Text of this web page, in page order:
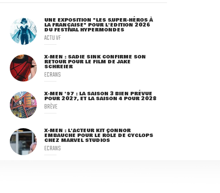
UNE EXPOSITION "LES SUPER-HÉROS À
LA FRANÇAISE" POUR L'ÉDITION 2026
DU FESTIVAL HYPERMONDES
ACTU VF
X-MEN : SADIE SINK CONFIRME SON
RETOUR POUR LE FILM DE JAKE
SCHREIER
ECRANS
X-MEN '97 : LA SAISON 3 BIEN PRÉVUE
POUR 2027, ET LA SAISON 4 POUR 2028
BRÈVE
X-MEN : L'ACTEUR KIT CONNOR
EMBAUCHÉ POUR LE RÔLE DE CYCLOPS
CHEZ MARVEL STUDIOS
ECRANS